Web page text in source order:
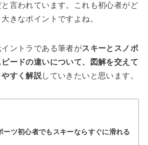
と言われています。これも初心者がど
きなポイントですよね。
ントラである筆者がスキーとスノボ
ードの違いについて、図解を交えて
すく解説していきたいと思います。
ーツ初心者でもスキーならすぐに滑れる